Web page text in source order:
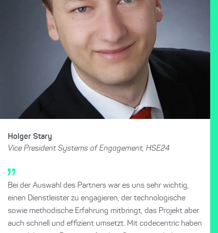
Holger Stary
Vice President Systems of Engagement, HSE24
Bei der Auswahl des Partners war es uns sehr wichtig,
einen Dienstleister zu engagieren, der technologische
sowie methodische Erfahrung mitbringt, das Projekt aber
auch schnell und effizient umsetzt. Mit codecentric haben